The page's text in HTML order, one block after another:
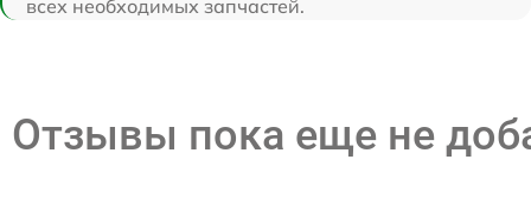
всех необходимых запчастей.
Отзывы пока еще не